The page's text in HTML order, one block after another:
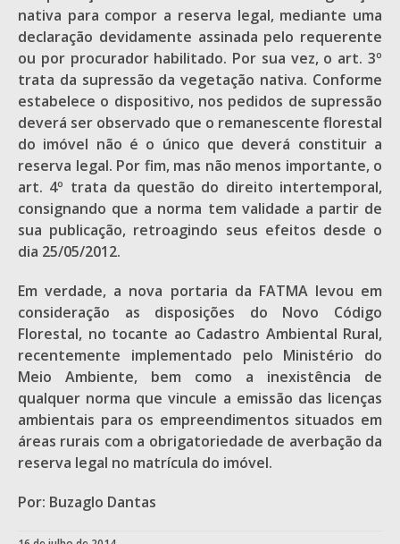
nativa para compor a reserva legal, mediante uma
declaração devidamente assinada pelo requerente
ou por procurador habilitado. Por sua vez, o art. 3º
trata da supressão da vegetação nativa. Conforme
estabelece o dispositivo, nos pedidos de supressão
deverá ser observado que o remanescente florestal
do imóvel não é o único que deverá constituir a
reserva legal. Por fim, mas não menos importante, o
art. 4º trata da questão do direito intertemporal,
consignando que a norma tem validade a partir de
sua publicação, retroagindo seus efeitos desde o
dia 25/05/2012.
Em verdade, a nova portaria da FATMA levou em
consideração as disposições do Novo Código
Florestal, no tocante ao Cadastro Ambiental Rural,
recentemente implementado pelo Ministério do
Meio Ambiente, bem como a inexistência de
qualquer norma que vincule a emissão das licenças
ambientais para os empreendimentos situados em
áreas rurais com a obrigatoriedade de averbação da
reserva legal no matrícula do imóvel.
Por: Buzaglo Dantas